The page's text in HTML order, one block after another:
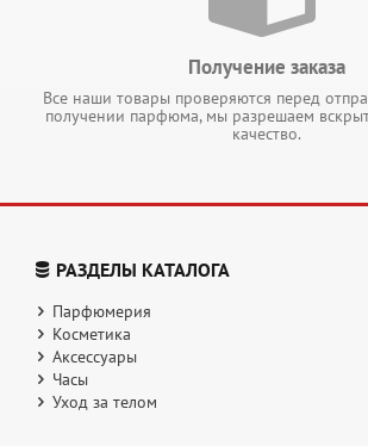
Получение заказа
Все наши товары проверяются перед
получении парфюма, мы разрешаем
качество.
РАЗДЕЛЫ КАТАЛОГА
Парфюмерия
Косметика
Аксессуары
Часы
Уход за телом